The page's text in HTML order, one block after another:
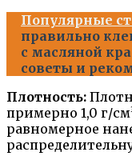
Популярные
правильно
с масляной
советы и
Плотность:
примерно 1,0 г/
равномерное